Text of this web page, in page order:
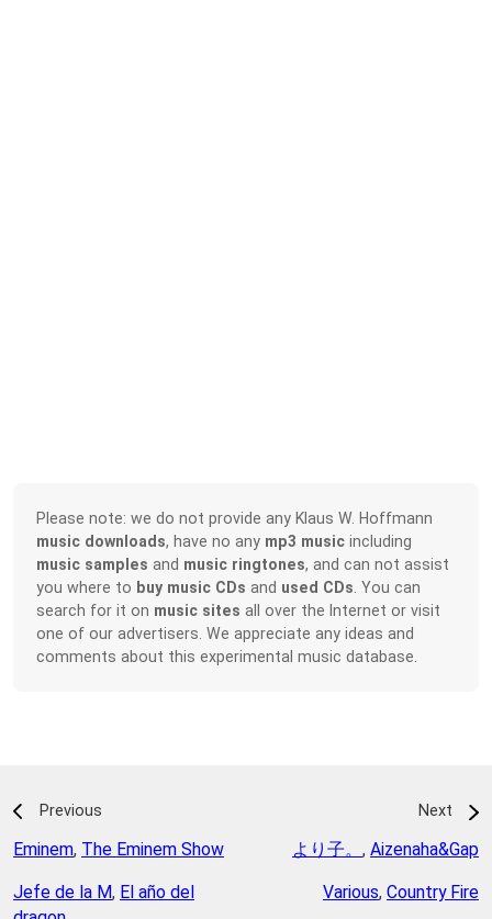
Please note: we do not provide any Klaus W. Hoffmann
music downloads, have no any mp3 music including
music samples and music ringtones, and can not assist
you where to buy music CDs and used CDs . You can
search for it on music sites all over the Internet or visit
one of our advertisers. We appreciate any ideas and
comments about this experimental music database.
Previous
Eminem, The Eminem Show
Jefe de la M, El año del
Next
より子。 , Aizenaha&Gap
Various, Country Fire